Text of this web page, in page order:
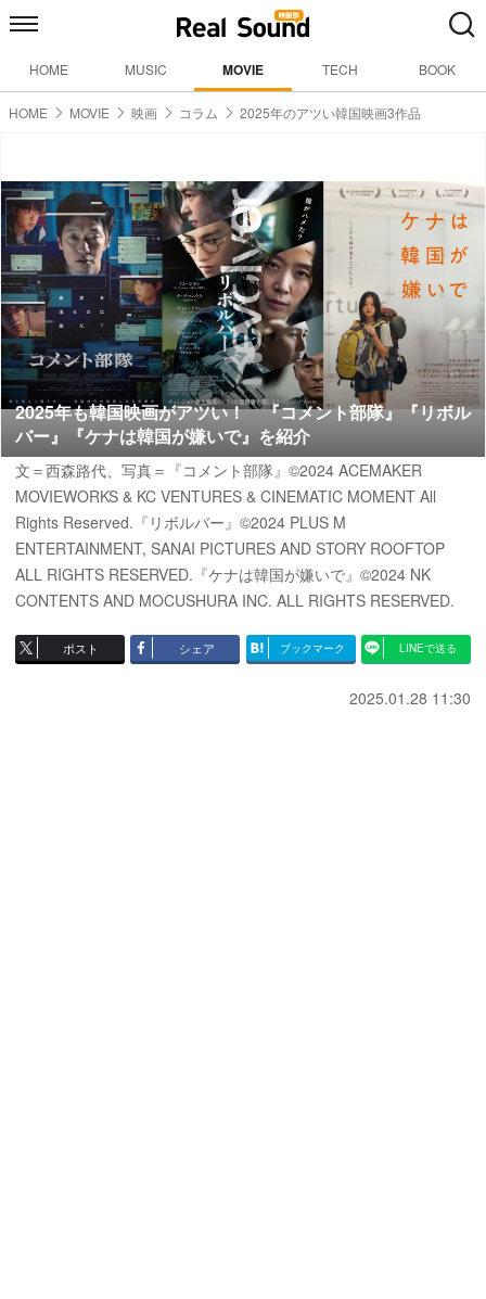
HOME MUSIC MOVIE TECH BOOK
HOME MOVIE 映画 コラム 2025年のアツい韓国映画3作品
2025年も韓国映画がアツい！ 『コメント部隊』『リボル
バー』『ケナは韓国が嫌いで』を紹介
文＝西森路代、写真＝『コメント部隊』©2024 ACEMAKER
MOVIEWORKS & KC VENTURES & CINEMATIC MOMENT All
Rights Reserved.『リボルバー』©2024 PLUS M
ENTERTAINMENT, SANAI PICTURES AND STORY ROOFTOP
ALL RIGHTS RESERVED.『ケナは韓国が嫌いで』©2024 NK
CONTENTS AND MOCUSHURA INC. ALL RIGHTS RESERVED.
ポスト シェア ブックマーク LINEで送る
2025.01.28 11:30